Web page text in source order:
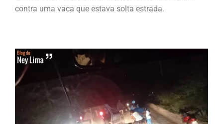
contra uma vaca que estava solta estrada.